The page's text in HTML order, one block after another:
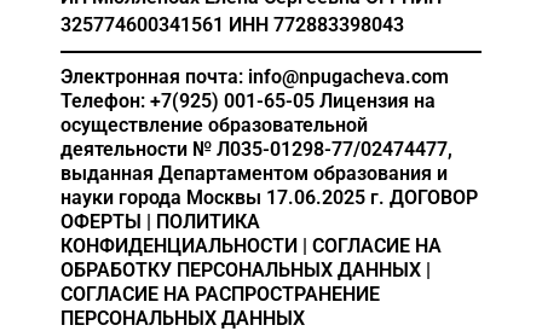
325774600341561 ИНН 772883398043
Электронная почта: info@npugacheva.com
Телефон: +7(925) 001-65-05 Лицензия на
осуществление образовательной
деятельности № Л035-01298-77/02474477,
выданная Департаментом образования и
науки города Москвы 17.06.2025 г. ДОГОВОР
ОФЕРТЫ | ПОЛИТИКА
КОНФИДЕНЦИАЛЬНОСТИ | СОГЛАСИЕ НА
ОБРАБОТКУ ПЕРСОНАЛЬНЫХ ДАННЫХ |
СОГЛАСИЕ НА РАСПРОСТРАНЕНИЕ
ПЕРСОНАЛЬНЫХ ДАННЫХ